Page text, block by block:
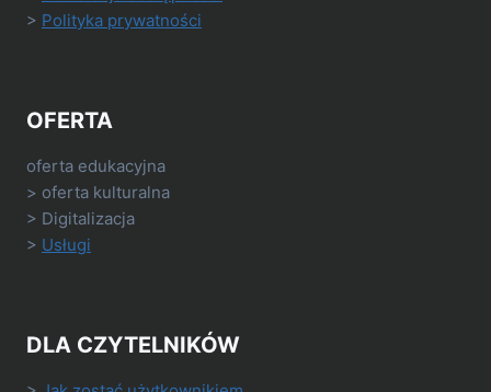
> Polityka prywatności
OFERTA
oferta edukacyjna
> oferta kulturalna
> Digitalizacja
> Usługi
DLA CZYTELNIKÓW